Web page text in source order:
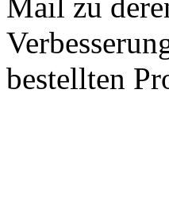
bestellten